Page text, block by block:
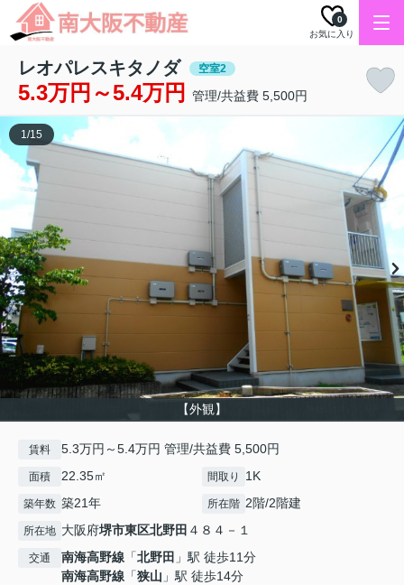
お気に入り
0
レオパレスキタノダ 空室2
5.3万円～5.4万円 管理/共益費 5,500円
【外観】
1/15
賃料 5.3万円～5.4万円 管理/共益費 5,500円
面積 22.35㎡ 間取り 1K
築年数 築21年 所在階 2階/2階建
所在地 大阪府堺市東区北野田 ４８４－１
交通 南海高野線 「北野田 」駅 徒歩11分
南海高野線 「狭山 」駅 徒歩14分